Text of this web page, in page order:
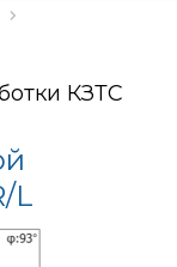
КЗТС
L